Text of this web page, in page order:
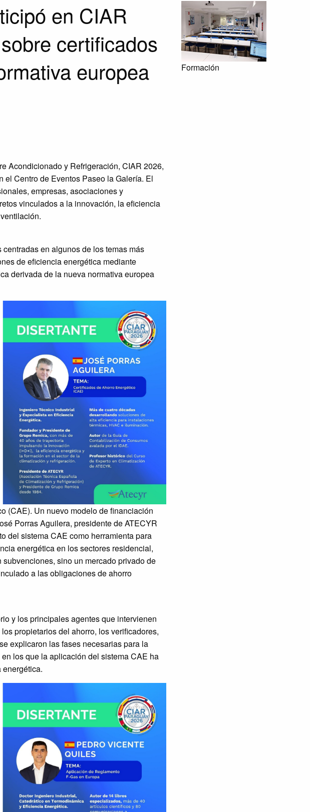
en CIAR
certificados
europea
Acondicionado y Refrigeración, CIAR 2026,
el Centro de Eventos Paseo la Galería. El
empresas, asociaciones y
vinculados a la innovación, la eficiencia
en algunos de los temas más
de eficiencia energética mediante
derivada de la nueva normativa europea
(CAE). Un nuevo modelo de financiación
Porras Aguilera, presidente de ATECYR
del sistema CAE como herramienta para
energética en los sectores residencial,
sino un mercado privado de
a las obligaciones de ahorro
y los principales agentes que intervienen
propietarios del ahorro, los verificadores,
explicaron las fases necesarias para la
los que la aplicación del sistema CAE ha
Formación